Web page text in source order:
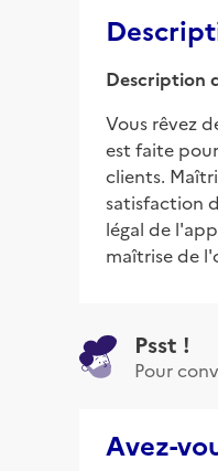
Description
Vous rêvez
est faite
clients.
satisfaction
légal de
maîtrise de
Psst !
Pour
Avez-